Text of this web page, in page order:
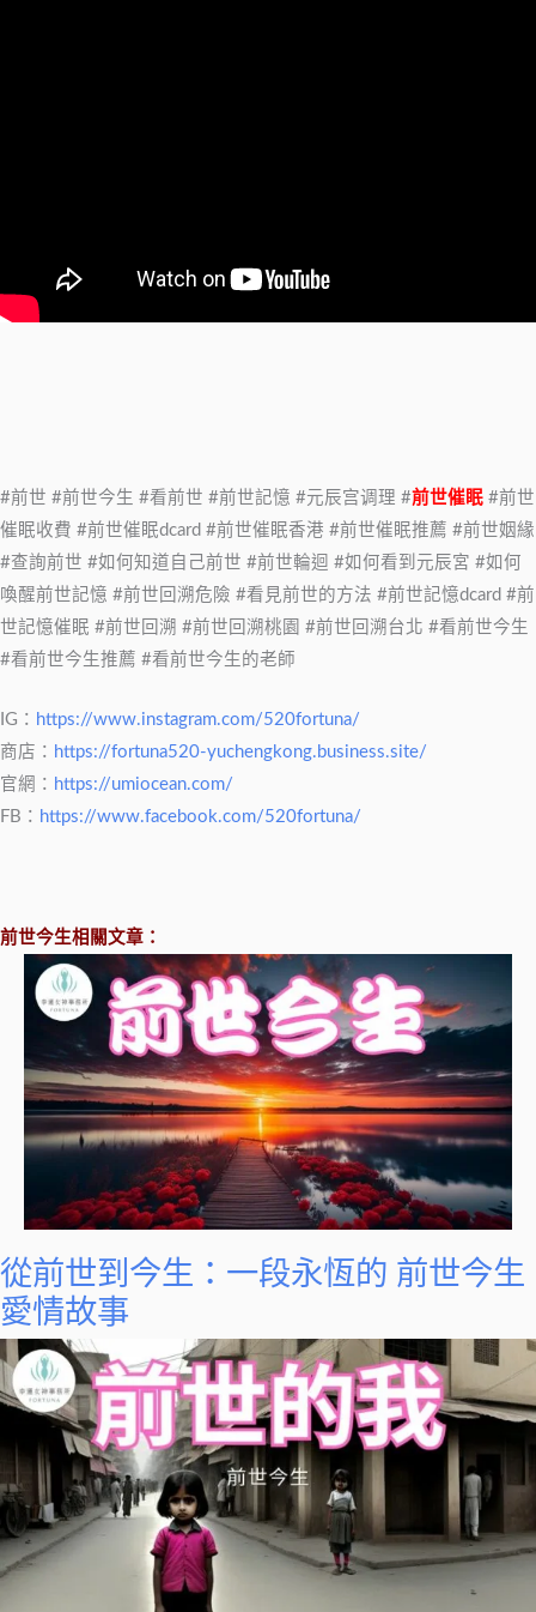
#前世 #前世今生 #看前世 #前世記憶 #元辰宫调理 #前世催眠 #前世
催眠收費 #前世催眠dcard #前世催眠香港 #前世催眠推薦 #前世姻緣
#查詢前世 #如何知道自己前世 #前世輪迴 #如何看到元辰宮 #如何
喚醒前世記憶 #前世回溯危險 #看見前世的方法 #前世記憶dcard #前
世記憶催眠 #前世回溯 #前世回溯桃園 #前世回溯台北 #看前世今生
#看前世今生推薦 #看前世今生的老師
IG： https://www.instagram.com/520fortuna/
商店： https://fortuna520-yuchengkong.business.site/
官網： https://umiocean.com/
FB： https://www.facebook.com/520fortuna/
前世今生相關文章：
從前世到今生：一段永恆的 前世今生
愛情故事